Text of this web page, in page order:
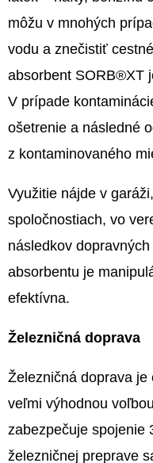
môžu v mnohých
vodu a znečistiť
absorbent SORB®XT
V prípade
ošetrenie a následné
z kontaminovaného
Využitie nájde v
spoločnostiach, vo
následkov
absorbentu je
efektívna.
Železničná doprava
Železničná doprava
veľmi výhodnou
zabezpečuje spojenie
železničnej preprave
SORB®XT
STAIN
PRO
1L
€35,67